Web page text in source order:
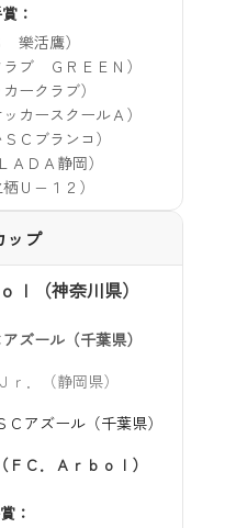
：
樂活鷹）
ブ ＧＲＥＥＮ）
ークラブ）
カースクールＡ）
Ｃブランコ）
ＤＡ静岡）
Ｕ−１２）
ップ
ｌ（神奈川県）
ズール（千葉県）
．（静岡県）
アズール（千葉県）
Ｃ．Ａｒｂｏｌ）
：